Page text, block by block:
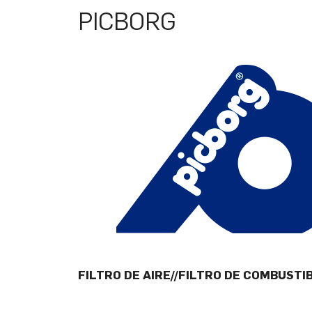
PICBORG
FILTRO DE AIRE//FILTRO DE